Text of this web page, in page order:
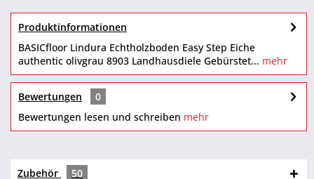
Produktinformationen
BASICfloor Lindura Echtholzboden Easy Step Eiche
authentic olivgrau 8903 Landhausdiele Gebürstet... mehr
Bewertungen
0
Bewertungen lesen und schreiben mehr
Zubehör 50